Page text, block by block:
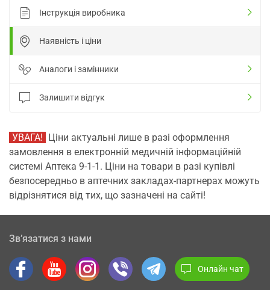
Інструкція виробника
Наявність і ціни
Аналоги і замінники
Залишити відгук
УВАГА! Ціни актуальні лише в разі оформлення
замовлення в електронній медичній інформаційній
системі Аптека 9-1-1. Ціни на товари в разі купівлі
безпосередньо в аптечних закладах-партнерах можуть
відрізнятися від тих, що зазначені на сайті!
Зв’язатися з нами
Онлайн чат